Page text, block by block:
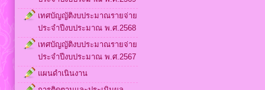
เทศบัญญัติงบประมาณรายจ่าย
ประจำปีงบประมาณ พ.ศ.2568
เทศบัญญัติงบประมาณรายจ่าย
ประจำปีงบประมาณ พ.ศ.2567
แผนดำเนินงาน